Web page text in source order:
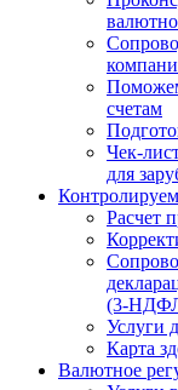
счетам
Чек-
для
Расчет
(3-
Услуги
Карта
Валютное